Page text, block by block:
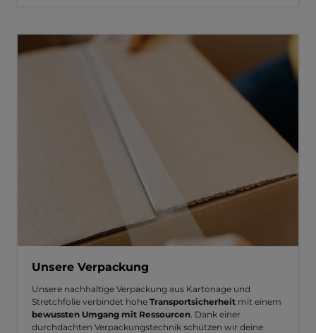
Unsere Verpackung
Unsere nachhaltige Verpackung aus Kartonage und
Stretchfolie verbindet hohe Transportsicherheit mit einem
bewussten Umgang mit Ressourcen . Dank einer
durchdachten Verpackungstechnik schützen wir deine